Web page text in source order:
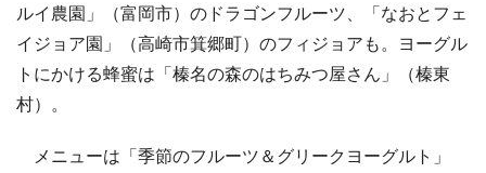
ルイ農園」（富岡市）のドラゴンフルーツ、「なおとフェ
イジョア園」（高崎市箕郷町）のフィジョアも。ヨーグル
トにかける蜂蜜は「榛名の森のはちみつ屋さん」（榛東
村）。
メニューは「季節のフルーツ＆グリークヨーグルト」